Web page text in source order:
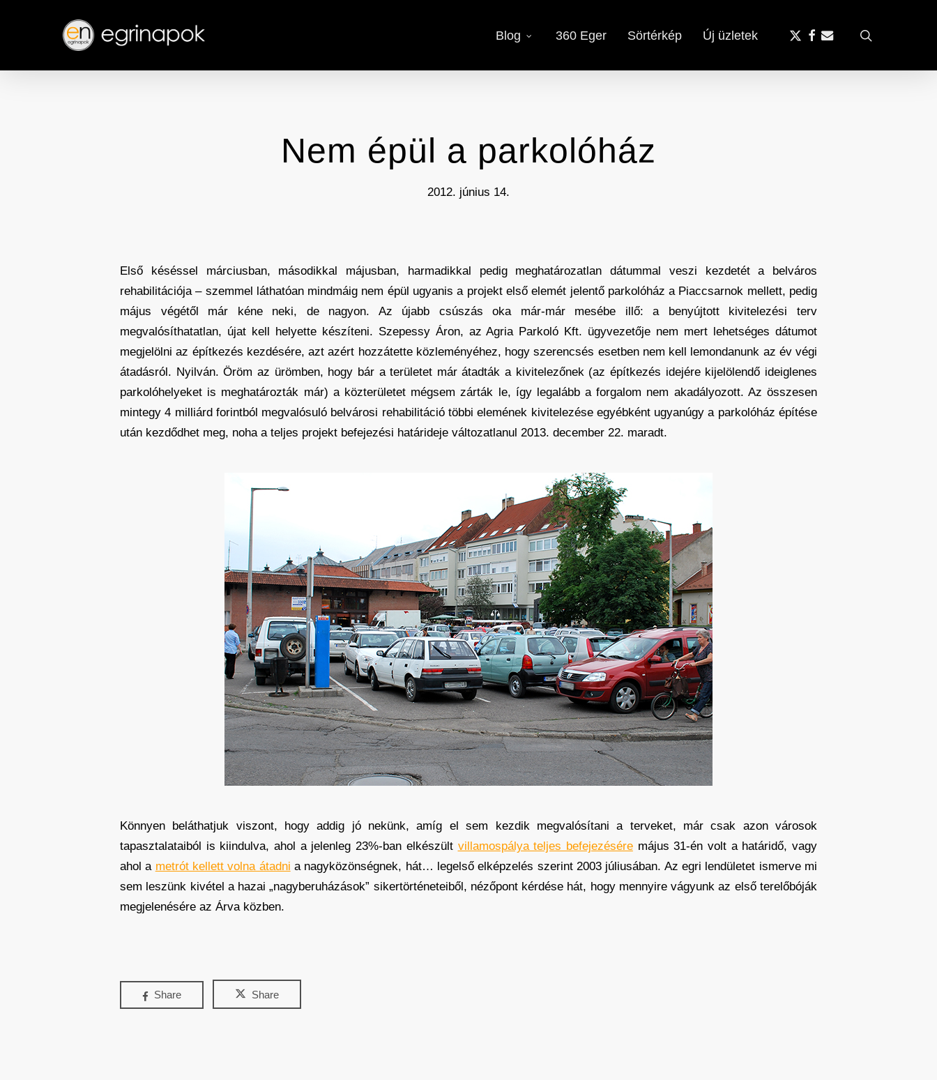
content
Blog 360 Eger Sörtérkép Új üzletek
x-
facebook
email
Nem épül a parkolóház
2012. június 14.
Első késéssel márciusban, másodikkal májusban, harmadikkal pedig meghatározatlan dátummal veszi kezdetét a belváros
rehabilitációja – szemmel láthatóan mindmáig nem épül ugyanis a projekt első elemét jelentő parkolóház a Piaccsarnok mellett, pedig
május végétől már kéne neki, de nagyon. Az újabb csúszás oka már-már mesébe illő: a benyújtott kivitelezési terv
megvalósíthatatlan, újat kell helyette készíteni. Szepessy Áron, az Agria Parkoló Kft. ügyvezetője nem mert lehetséges dátumot
megjelölni az építkezés kezdésére, azt azért hozzátette közleményéhez, hogy szerencsés esetben nem kell lemondanunk az év végi
átadásról. Nyilván. Öröm az ürömben, hogy bár a területet már átadták a kivitelezőnek (az építkezés idejére kijelölendő ideiglenes
parkolóhelyeket is meghatározták már) a közterületet mégsem zárták le, így legalább a forgalom nem akadályozott. Az összesen
mintegy 4 milliárd forintból megvalósuló belvárosi rehabilitáció többi elemének kivitelezése egyébként ugyanúgy a parkolóház építése
után kezdődhet meg, noha a teljes projekt befejezési határideje változatlanul 2013. december 22. maradt.
Könnyen beláthatjuk viszont, hogy addig jó nekünk, amíg el sem kezdik megvalósítani a terveket, már csak azon városok
tapasztalataiból is kiindulva, ahol a jelenleg 23%-ban elkészült villamospálya teljes befejezéséremájus 31-én volt a határidő, vagy
ahol a metrót kellett volna átadni a nagyközönségnek, hát… legelső elképzelés szerint 2003 júliusában. Az egri lendületet ismerve mi
sem leszünk kivétel a hazai „nagyberuházások” sikertörténeteiből, nézőpont kérdése hát, hogy mennyire vágyunk az első terelőbóják
megjelenésére az Árva közben.
Share Share